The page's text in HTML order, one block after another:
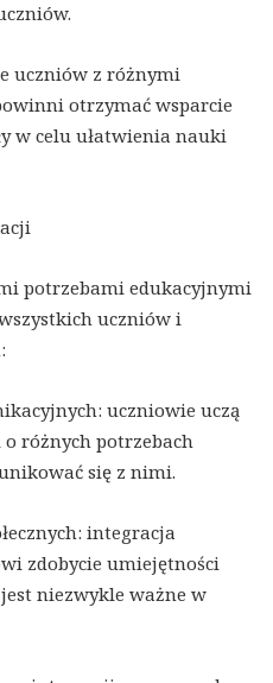
uczniów z różnymi
otrzymać wsparcie
w celu ułatwienia nauki
potrzebami edukacyjnymi
uczniów i
uczniowie uczą
różnych potrzebach
się z nimi.
integracja
zdobycie umiejętności
niezwykle ważne w